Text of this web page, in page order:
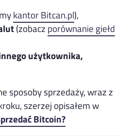
kantor Bitcan.pl),
(zobacz porównanie giełd
użytkownika,
sposoby sprzedaży, wraz z
szerzej opisałem w
Bitcoin?